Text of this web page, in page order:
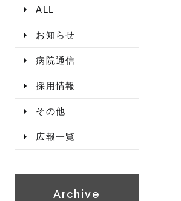
ALL
お知らせ
病院通信
採用情報
その他
広報一覧
Archive​